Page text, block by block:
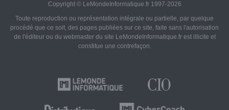
Copyright © LeMondeInformatique.fr 1997-2026
Toute reproduction ou représentation intégrale ou partielle, par quelque
procédé que ce soit, des pages publiées sur ce site, faite sans l'autorisation
de l'éditeur ou du webmaster du site LeMondeInformatique.fr est illicite et
constitue une contrefaçon.